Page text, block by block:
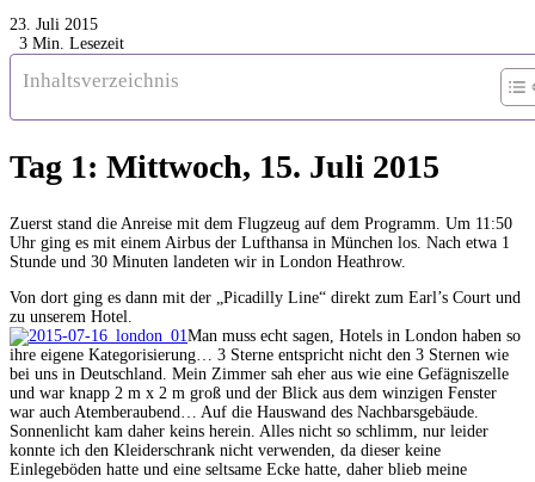
23. Juli 2015
3 Min. Lesezeit
Inhaltsverzeichnis
Tag 1: Mittwoch, 15. Juli 2015
Zuerst stand die Anreise mit dem Flugzeug auf dem Programm. Um 11:50
Uhr ging es mit einem Airbus der Lufthansa in München los. Nach etwa 1
Stunde und 30 Minuten landeten wir in London Heathrow.
Von dort ging es dann mit der „Picadilly Line“ direkt zum Earl’s Court und
zu unserem Hotel.
Man muss echt sagen, Hotels in London haben so
ihre eigene Kategorisierung… 3 Sterne entspricht nicht den 3 Sternen wie
bei uns in Deutschland. Mein Zimmer sah eher aus wie eine Gefägniszelle
und war knapp 2 m x 2 m groß und der Blick aus dem winzigen Fenster
war auch Atemberaubend… Auf die Hauswand des Nachbarsgebäude.
Sonnenlicht kam daher keins herein. Alles nicht so schlimm, nur leider
konnte ich den Kleiderschrank nicht verwenden, da dieser keine
Einlegeböden hatte und eine seltsame Ecke hatte, daher blieb meine